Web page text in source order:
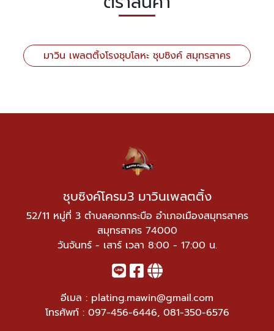
มาวิน เพลตติ้งโรงชุบโลหะ ชุบซิงค์ สมุทรสาคร
ชุบซิงค์โครม3 มาวินเพลตติ้ง
52/11 หมู่ที่ 3 ตำบลคอกกระบือ อำเภอเมืองสมุทรสาคร
สมุทรสาคร 74000
วันจันทร์ - เสาร์ เวลา 8:00 - 17:00 น.
อีเมล : plating.mawin@gmail.com
โทรศัพท์ : 097-456-6446, 081-350-6576